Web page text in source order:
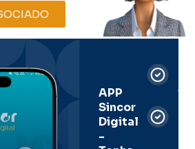
APP
Sincor
Digital
-